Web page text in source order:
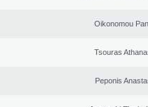
Oikonomou
Tsouras
Peponis